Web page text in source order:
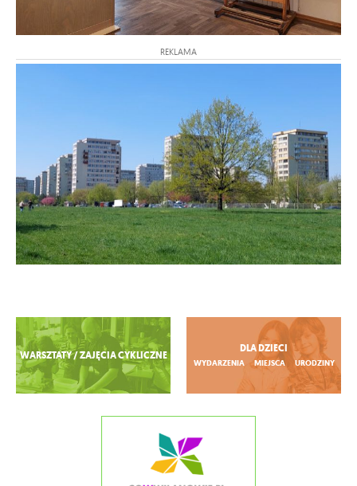
REKLAMA
Zobacz więcej
WARSZTATY / ZAJĘCIA CYKLICZNE
DLA DZIECI
WYDARZENIA MIEJSCA URODZINY